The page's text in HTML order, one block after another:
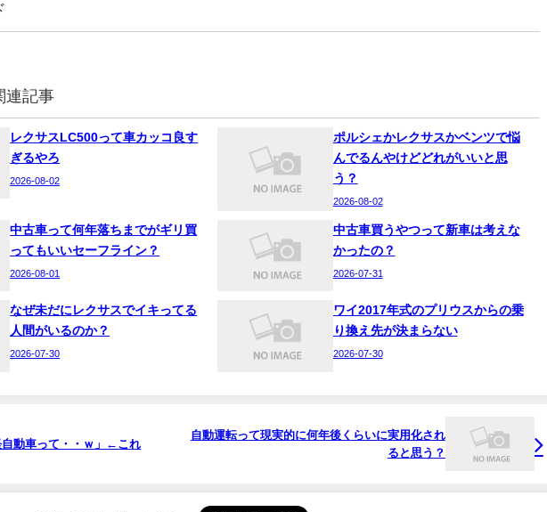
連記事
レクサスLC500って車カッコ良す
ぎるやろ
2026-08-02
ポルシェかレクサスかベンツで悩
んでるんやけどどれがいいと思
う？
2026-08-02
中古車って何年落ちまでがギリ買
ってもいいセーフライン？
2026-08-01
中古車買うやつって新車は考えな
かったの？
2026-07-31
なぜ未だにレクサスでイキってる
人間がいるのか？
2026-07-30
ワイ2017年式のプリウスからの乗
り換え先が決まらない
2026-07-30
自動車って・・ｗ」←これ
自動運転って現実的に何年後くらいに実用化され
ると思う？